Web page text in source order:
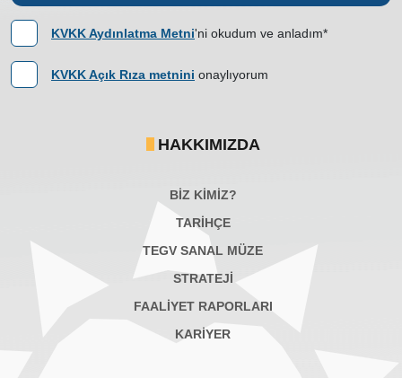
KVKK Aydınlatma Metni'ni okudum ve anladım*
KVKK Açık Rıza metnini onaylıyorum
HAKKIMIZDA
BİZ KİMİZ?
TARİHÇE
TEGV SANAL MÜZE
STRATEJİ
FAALİYET RAPORLARI
KARIYER